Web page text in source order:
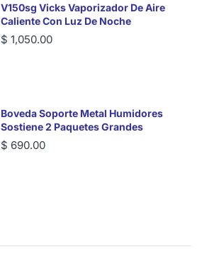
V150sg Vicks Vaporizador De Aire
Caliente Con Luz De Noche
$ 1,050.00
Boveda Soporte Metal Humidores
Sostiene 2 Paquetes Grandes
$ 690.00